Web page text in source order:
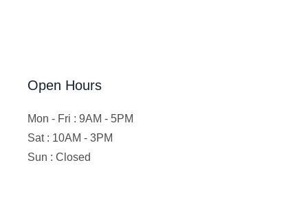
Open Hours
Mon - Fri : 9AM - 5PM
Sat : 10AM - 3PM
Sun : Closed